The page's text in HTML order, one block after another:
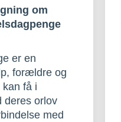
om
er en
forældre og
få i
deres orlov
med